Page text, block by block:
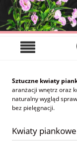
Sztuczne kwiaty
aranżacji wnętrz oraz
naturalny wygląd
bez pielęgnacji.
Kwiaty piankowe